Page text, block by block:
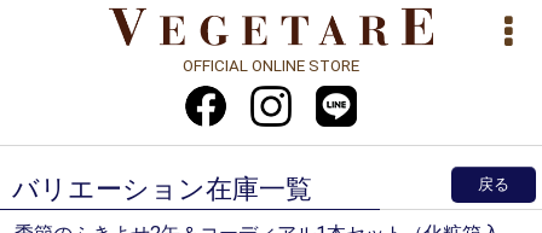
OFFICIAL ONLINE STORE
バリエーション在庫一覧 戻る